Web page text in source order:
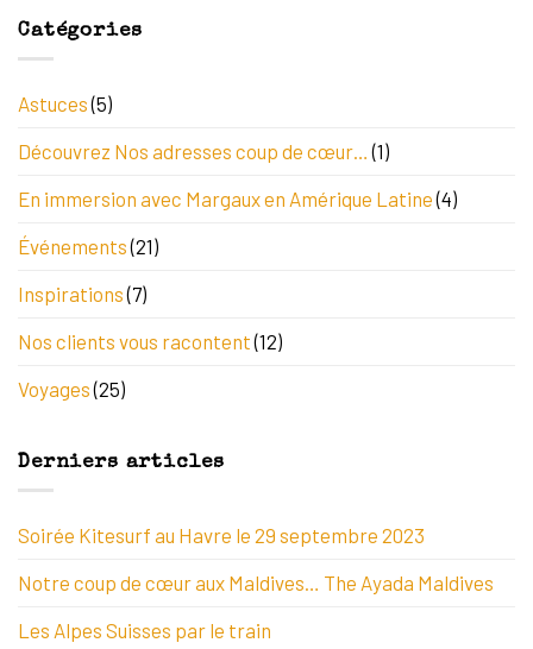
Catégories
Astuces(5)
Découvrez Nos adresses coup de cœur… (1)
En immersion avec Margaux en Amérique Latine(4)
Événements(21)
Inspirations(7)
Nos clients vous racontent(12)
Voyages(25)
Derniers articles
Soirée Kitesurf au Havre le 29 septembre 2023
Notre coup de cœur aux Maldives… The Ayada Maldives
Les Alpes Suisses par le train